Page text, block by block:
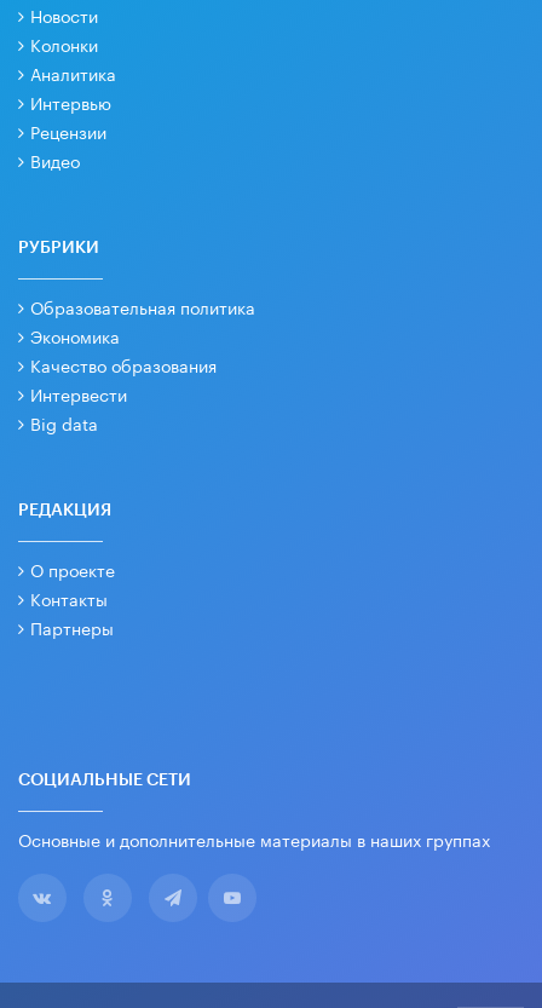
Новости
Колонки
Аналитика
Интервью
Рецензии
Видео
РУБРИКИ
Образовательная политика
Экономика
Качество образования
Интервести
Big data
РЕДАКЦИЯ
О проекте
Контакты
Партнеры
СОЦИАЛЬНЫЕ СЕТИ
Основные и дополнительные материалы в наших группах